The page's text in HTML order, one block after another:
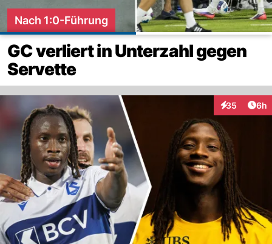
Nach 1:0-Führung
GC verliert in Unterzahl gegen
Servette
35
Interaktionen
6h